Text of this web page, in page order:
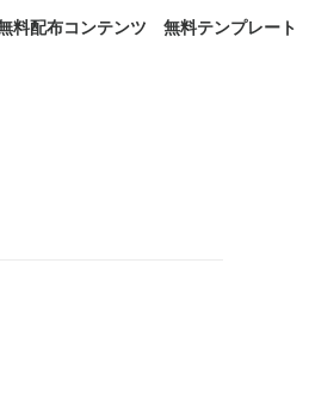
料配布コンテンツ 無料テンプレート